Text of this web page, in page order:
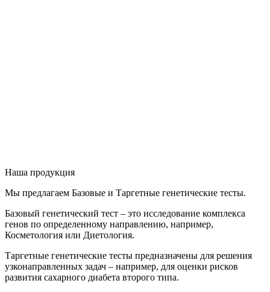
Наша продукция
Мы предлагаем Базовые и Таргетные генетические тесты.
Базовый генетический тест – это исследование комплекса
генов по определенному направлению, например,
Косметология или Диетология.
Таргетные генетические тесты предназначены для решения
узконаправленных задач – например, для оценки рисков
развития сахарного диабета второго типа.